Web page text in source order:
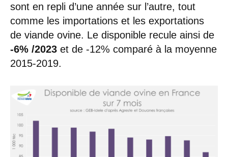
sont en repli d’une année sur l’autre, tout
comme les importations et les exportations
de viande ovine. Le disponible recule ainsi de
-6% /2023 et de -12% comparé à la moyenne
2015-2019.